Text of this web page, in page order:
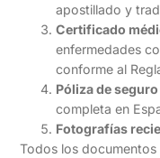
apostillado y
Certificado
enfermedades
conforme al
Póliza de
completa en
Fotografías
Todos los